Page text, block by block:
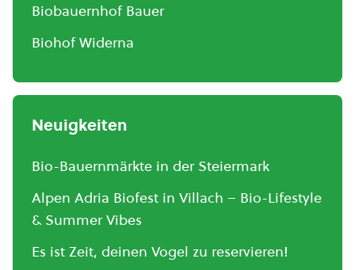
Biobauernhof Bauer
Biohof Widerna
Neuigkeiten
Bio-Bauernmärkte in der Steiermark
Alpen Adria Biofest in Villach – Bio-Lifestyle
& Summer Vibes
Es ist Zeit, deinen Vogel zu reservieren!